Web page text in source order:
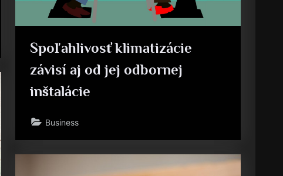
Spoľahlivosť klimatizácie
závisí aj od jej odbornej
inštalácie
Business